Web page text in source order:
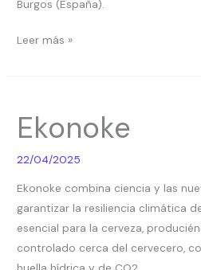
Burgos (España).
Leer más »
Ekonoke
22/04/2025
Ekonoke combina ciencia y las
garantizar la resiliencia climática
esencial para la cerveza,
controlado cerca del cervecero,